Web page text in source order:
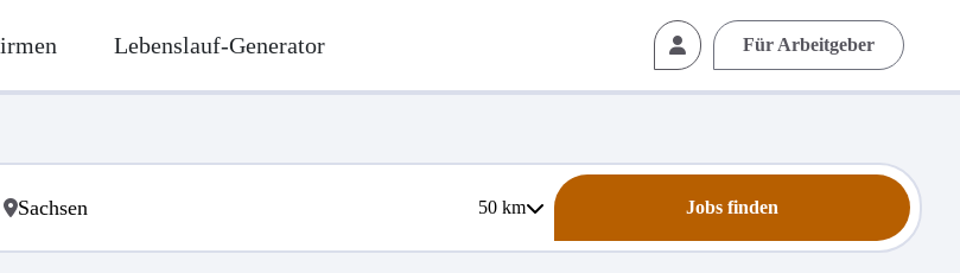
Lebenslauf-Generator Für Arbeitgeber
50km Jobs finden